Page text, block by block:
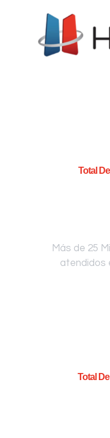
Total
Más de 25
atendidos
Total